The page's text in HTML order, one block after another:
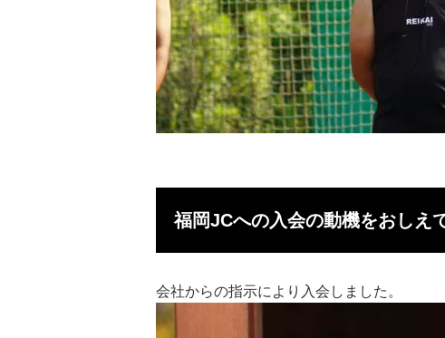
福岡JCへの入会の動機をおしえ
会社からの指示により入会しました。